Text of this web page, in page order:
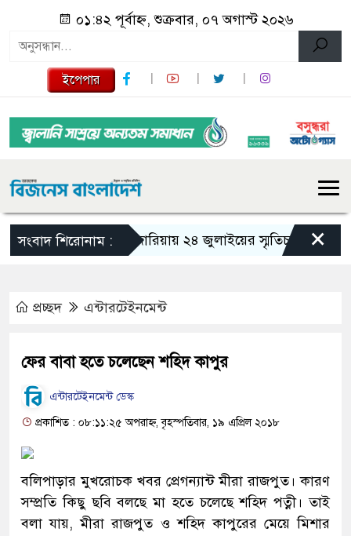
০১:৪২ পূর্বাহ্ন, শুক্রবার, ০৭ অগাস্ট ২০২৬
ইপেপার
সংবাদ শিরোনাম :গজারিয়ায় ২৪ জুলাইয়ের স্মৃতিচারণ: গুমের
×
প্রচ্ছদ এন্টারটেইনমেন্ট
ফের বাবা হতে চলেছেন শহিদ কাপুর
এন্টারটেইনমেন্ট ডেস্ক
প্রকাশিত : ০৮:১১:২৫ অপরাহ্ন, বৃহস্পতিবার, ১৯ এপ্রিল ২০১৮
বলিপাড়ার মুখরোচক খবর প্রেগন্যান্ট মীরা রাজপুত। কারণ
সম্প্রতি কিছু ছবি বলছে মা হতে চলেছে শহিদ পত্নী। তাই
বলা যায়, মীরা রাজপুত ও শহিদ কাপুরের মেয়ে মিশার